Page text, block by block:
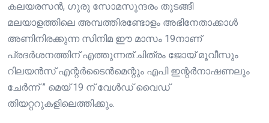
കലയരസൻ, ഗുരു സോമസുന്ദരം തുടങ്ങീ
മലയാളത്തിലെ അമ്പത്തിരണ്ടോളം അഭിനേതാക്കാൾ
അണിനിരക്കുന്ന സിനിമ ഈ മാസം 19നാണ്
പ്രദർശനത്തിന് എത്തുന്നത്.ചിത്രം ജോയ് മൂവീസും
റിലയൻസ് എന്റർടൈൻമെന്റും എപി ഇന്റർനാഷണലും
ചേർന്ന് ” മെയ് 19 ന് വേൾഡ് വൈഡ്
തിയറ്ററുകളിലെത്തിക്കും.